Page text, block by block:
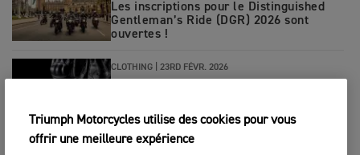
Les inscriptions pour le Distinguished
Gentleman’s Ride (DGR) 2026 sont
ouvertes !
CLOTHING 23RD FÉVR. 2026
Triumph Motorcycles utilise des cookies pour vous
offrir une meilleure expérience